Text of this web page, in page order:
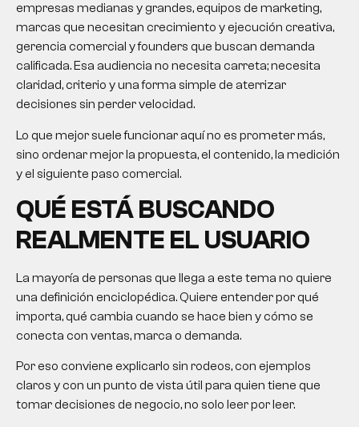
empresas medianas y grandes, equipos de marketing,
marcas que necesitan crecimiento y ejecución creativa,
gerencia comercial y founders que buscan demanda
calificada. Esa audiencia no necesita carreta; necesita
claridad, criterio y una forma simple de aterrizar
decisiones sin perder velocidad.
Lo que mejor suele funcionar aquí no es prometer más,
sino ordenar mejor la propuesta, el contenido, la medición
y el siguiente paso comercial.
QUÉ ESTÁ BUSCANDO
REALMENTE EL USUARIO
La mayoría de personas que llega a este tema no quiere
una definición enciclopédica. Quiere entender por qué
importa, qué cambia cuando se hace bien y cómo se
conecta con ventas, marca o demanda.
Por eso conviene explicarlo sin rodeos, con ejemplos
claros y con un punto de vista útil para quien tiene que
tomar decisiones de negocio, no solo leer por leer.